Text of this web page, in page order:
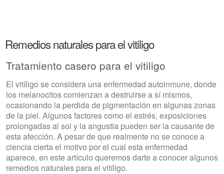
Remedios naturales para el vitiligo
Tratamiento casero para el vitiligo
El vitíligo se considera una enfermedad autoinmune, donde
los melanocitos comienzan a destruirse a sí mismos,
ocasionando la perdida de pigmentación en algunas zonas
de la piel. Algunos factores como el estrés, exposiciones
prolongadas al sol y la angustia pueden ser la causante de
esta afección. A pesar de que realmente no se conoce a
ciencia cierta el motivo por el cual esta enfermedad
aparece, en este artículo queremos darte a conocer algunos
remedios naturales para el vitíligo.